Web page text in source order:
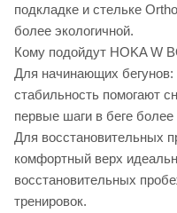
подкладке и стельке
более экологичной.
Кому подойдут HOKA W
Для начинающих
стабильность помогают
первые шаги в беге
Для восстановительных
комфортный верх
восстановительных
тренировок.